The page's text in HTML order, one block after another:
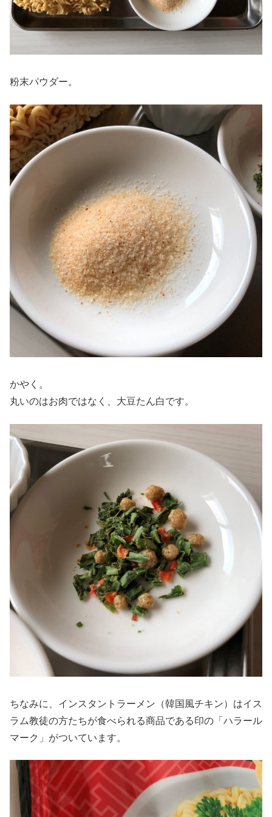
粉末パウダー。
かやく。
丸いのはお肉ではなく、大豆たん白です。
ちなみに、インスタントラーメン（韓国風チキン）はイス
ラム教徒の方たちが食べられる商品である印の「ハラール
マーク」がついています。